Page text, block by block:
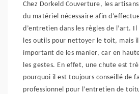
Chez Dorkeld Couverture, les
du matériel nécessaire afin
d’entretien dans les règles de l’art.
les outils pour nettoyer le toit, mais
important de les manier, car en
les gestes. En effet, une chute est
pourquoi il est toujours conseillé de
professionnel pour l’entretien de